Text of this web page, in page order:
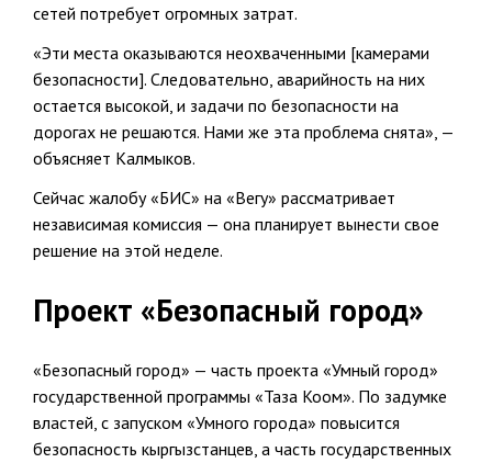
сетей потребует огромных затрат.
«Эти места оказываются неохваченными [камерами
безопасности]. Следовательно, аварийность на них
остается высокой, и задачи по безопасности на
дорогах не решаются. Нами же эта проблема снята», —
объясняет Калмыков.
Сейчас жалобу «БИС» на «Вегу» рассматривает
независимая комиссия — она планирует вынести свое
решение на этой неделе.
Проект «Безопасный город»
«Безопасный город» — часть проекта «Умный город»
государственной программы «Таза Коом». По задумке
властей, с запуском «Умного города» повысится
безопасность кыргызстанцев, а часть государственных